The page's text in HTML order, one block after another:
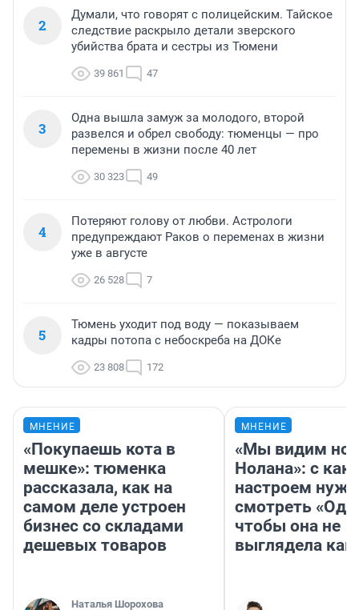
2
Думали, что говорят с полицейским. Тайское
следствие раскрыло детали зверского
убийства брата и сестры из Тюмени
39 861 47
3
Одна вышла замуж за молодого, второй
развелся и обрел свободу: тюменцы — про
перемены в жизни после 40 лет
30 323 49
4
Потеряют голову от любви. Астрологи
предупреждают Раков о переменах в жизни
уже в августе
26 528 7
5
Тюмень уходит под воду — показываем
кадры потопа с небоскреба на ДОКе
23 808 172
МНЕНИЕ
«Покупаешь кота в
мешке»: тюменка
рассказала, как на
самом деле устроен
бизнес со складами
дешевых товаров
Наталья Шорохова
МНЕНИЕ
«Мы видим
Нолана»: с
настроем
смотреть
чтобы она не
выглядела как